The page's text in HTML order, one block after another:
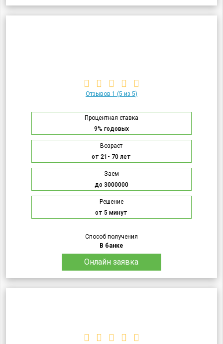
Отзывов 1 (5 из 5)
Процентная ставка
9% годовых
Возраст
от 21- 70 лет
Заем
до 3000000
Решение
от 5 минут
Способ получения
В банке
Онлайн заявка